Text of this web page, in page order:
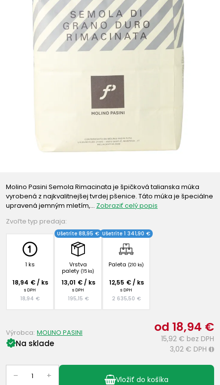
Molino Pasini Semola Rimacinata je špičková talianska múka
vyrobená z najkvalitnejšej tvrdej pšenice. Táto múka je špeciálne
upravená jemným mletím,… Zobraziť celý popis
Zvoľte typ predaja:
1 ks
18,94 € / ks
s DPH
18,94 €
Vrstva
palety (15 ks)
Ušetríte 88,95 €
13,01 € / ks
s DPH
195,15 €
Paleta (210 ks)
Ušetríte 1 341,90 €
12,55 € / ks
s DPH
2 635,50 €
od 18,94 €
15,92 € bez DPH
3,02 € DPH i
Na sklade
Výrobca: MOLINO PASINI
– + Vložiť do košíka